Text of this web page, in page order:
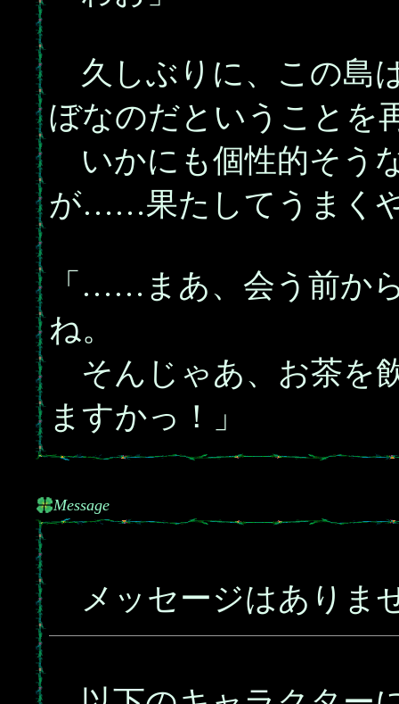
久しぶりに、この島
ぼなのだということを
いかにも個性的そう
が……果たしてうまく
「……まあ、会う前か
ね。
そんじゃあ、お茶を
ますかっ！」
Message
メッセージはありま